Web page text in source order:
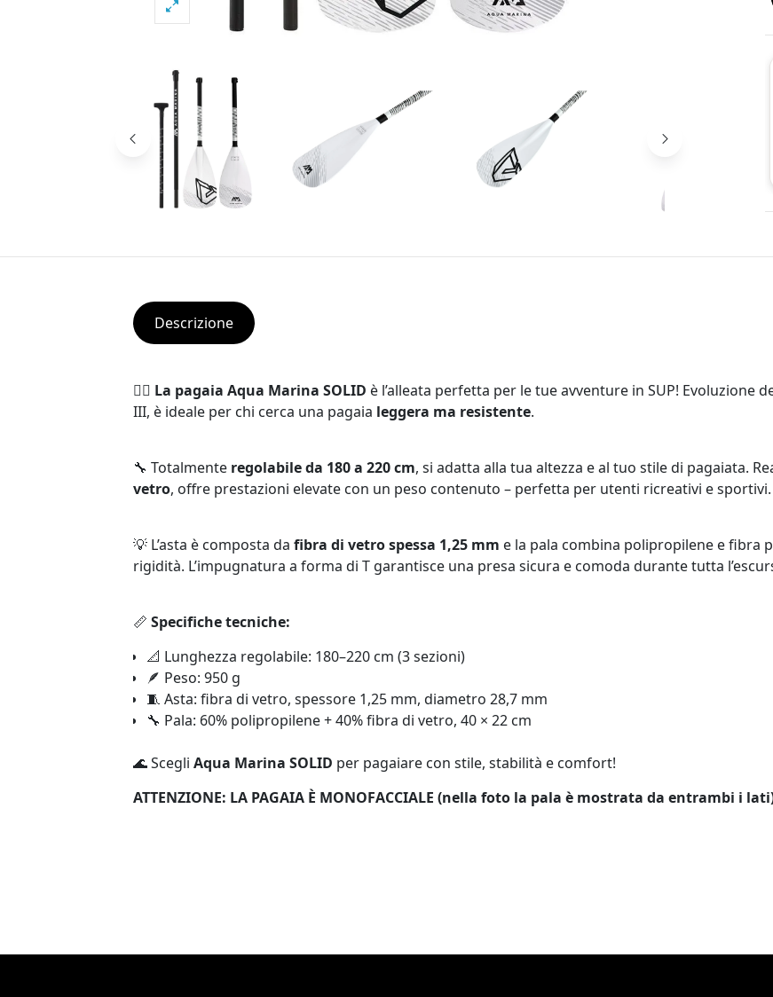
Descrizione
🏄‍♂️ La pagaia Aqua Marina SOLID è l’alleata perfetta per le tue avventure in SUP! Evoluzione
III, è ideale per chi cerca una pagaia leggera ma resistente.
🔧 Totalmente regolabile da 180 a 220 cm, si adatta alla tua altezza e al tuo stile di pagaiata.
vetro, offre prestazioni elevate con un peso contenuto – perfetta per utenti ricreativi e sportivi.
💡 L’asta è composta da fibra di vetro spessa 1,25 mm e la pala combina polipropilene e fibra
rigidità. L’impugnatura a forma di T garantisce una presa sicura e comoda durante tutta
📏 Specifiche tecniche:
📐 Lunghezza regolabile: 180–220 cm (3 sezioni)
🪶 Peso: 950 g
🧵 Asta: fibra di vetro, spessore 1,25 mm, diametro 28,7 mm
🔧 Pala: 60% polipropilene + 40% fibra di vetro, 40 × 22 cm
🌊 Scegli Aqua Marina SOLID per pagaiare con stile, stabilità e comfort!
ATTENZIONE: LA PAGAIA È MONOFACCIALE (nella foto la pala è mostrata da entrambi i